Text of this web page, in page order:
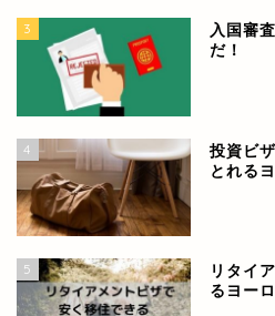
3
入国審
だ！
4
投資ビ
とれる
5
リタイ
るヨー